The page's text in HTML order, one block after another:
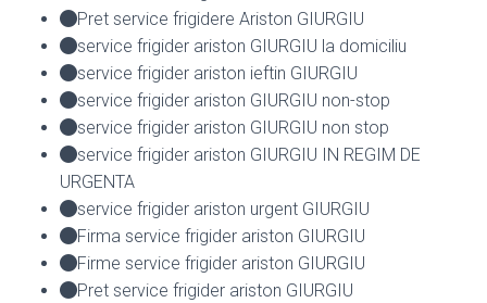
Pret service frigidere Ariston GIURGIU
service frigider ariston GIURGIU la domiciliu
service frigider ariston ieftin GIURGIU
service frigider ariston GIURGIU non-stop
service frigider ariston GIURGIU non stop
service frigider ariston GIURGIU IN REGIM DE
URGENTA
service frigider ariston urgent GIURGIU
Firma service frigider ariston GIURGIU
Firme service frigider ariston GIURGIU
Pret service frigider ariston GIURGIU